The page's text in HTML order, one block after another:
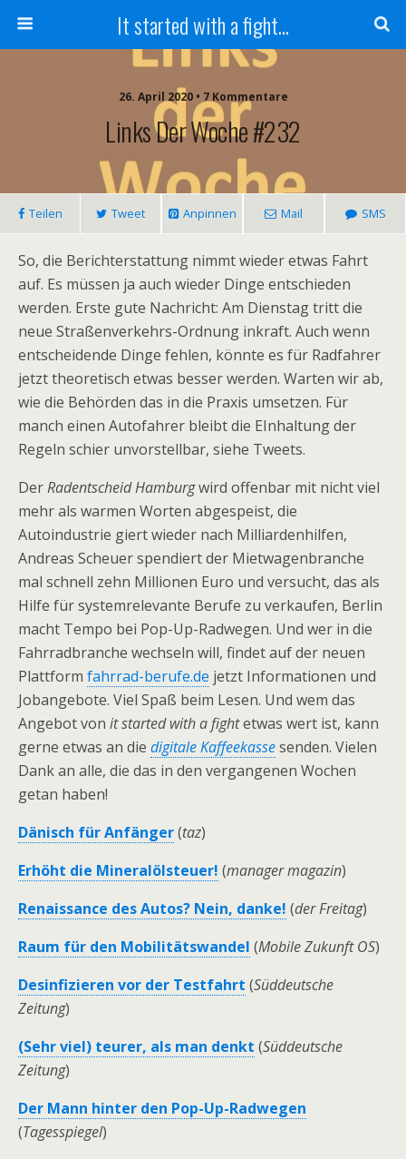
It started with a fight...
26. April 2020 • 7 Kommentare
Links Der Woche #232
Teilen Tweet Anpinnen Mail SMS
So, die Berichterstattung nimmt wieder etwas Fahrt
auf. Es müssen ja auch wieder Dinge entschieden
werden. Erste gute Nachricht: Am Dienstag tritt die
neue Straßenverkehrs-Ordnung inkraft. Auch wenn
entscheidende Dinge fehlen, könnte es für Radfahrer
jetzt theoretisch etwas besser werden. Warten wir ab,
wie die Behörden das in die Praxis umsetzen. Für
manch einen Autofahrer bleibt die EInhaltung der
Regeln schier unvorstellbar, siehe Tweets.
DerRadentscheid Hamburgwird offenbar mit nicht viel
mehr als warmen Worten abgespeist, die
Autoindustrie giert wieder nach Milliardenhilfen,
Andreas Scheuer spendiert der Mietwagenbranche
mal schnell zehn Millionen Euro und versucht, das als
Hilfe für systemrelevante Berufe zu verkaufen, Berlin
macht Tempo bei Pop-Up-Radwegen. Und wer in die
Fahrradbranche wechseln will, findet auf der neuen
Plattform fahrrad-berufe.de jetzt Informationen und
Jobangebote. Viel Spaß beim Lesen. Und wem das
Angebot von it started with a fightetwas wert ist, kann
gerne etwas an die digitale Kaffeekassesenden. Vielen
Dank an alle, die das in den vergangenen Wochen
getan haben!
Dänisch für Anfänger(taz)
Erhöht die Mineralölsteuer! (manager magazin)
Renaissance des Autos? Nein, danke! (der Freitag)
Raum für den Mobilitätswandel (Mobile Zukunft OS)
Desinfizieren vor der Testfahrt (Süddeutsche
Zeitung)
(Sehr viel) teurer, als man denkt (Süddeutsche
Zeitung)
Der Mann hinter den Pop-Up-Radwegen
(Tagesspiegel)